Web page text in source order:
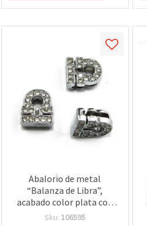
Abalorio de metal
“Balanza de Libra”,
acabado color plata con
cristales, 11 mm, agujero
Sku: 106595